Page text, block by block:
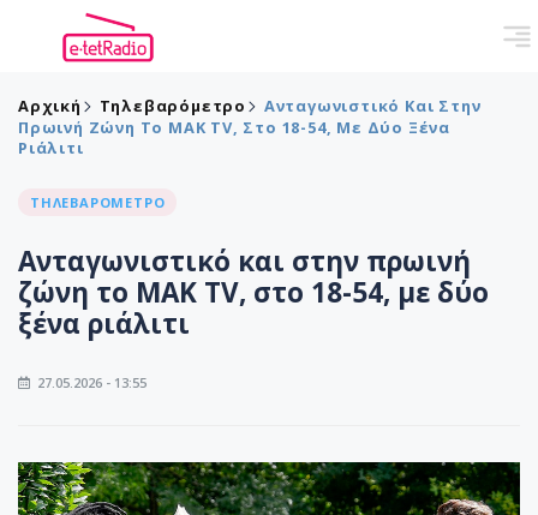
Αρχική Τηλεβαρόμετρο
Ανταγωνιστικό Και Στην
Πρωινή Ζώνη Το ΜΑΚ TV, Στο 18-54, Με Δύο Ξένα
Ριάλιτι
ΤΗΛΕΒΑΡΟΜΕΤΡΟ
Ανταγωνιστικό και στην πρωινή
ζώνη το ΜΑΚ TV, στο 18-54, με δύο
ξένα ριάλιτι
27.05.2026 - 13:55